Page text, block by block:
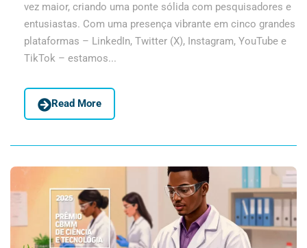
vez maior, criando uma ponte sólida com pesquisadores e
entusiastas. Com uma presença vibrante em cinco grandes
plataformas – LinkedIn, Twitter (X), Instagram, YouTube e
TikTok – estamos...
Read More